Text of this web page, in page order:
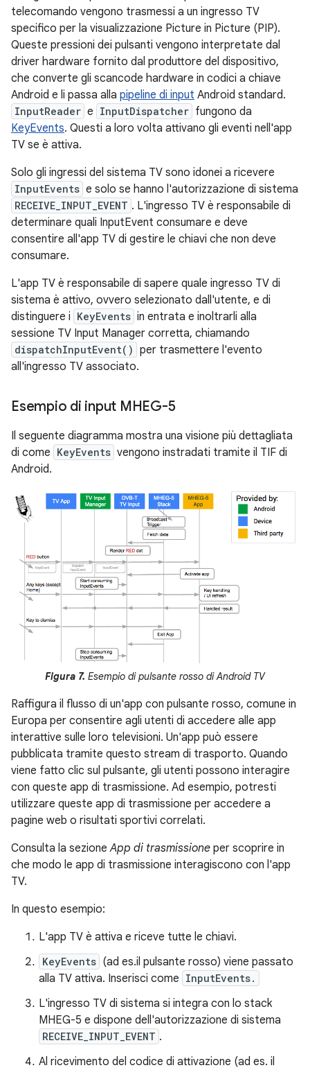
telecomando vengono trasmessi a un ingresso TV
specifico per la visualizzazione Picture in Picture (PIP).
Queste pressioni dei pulsanti vengono interpretate dal
driver hardware fornito dal produttore del dispositivo,
che converte gli scancode hardware in codici a chiave
Android e li passa alla pipeline di input Android standard.
InputReader e InputDispatcher fungono da
KeyEvents. Questi a loro volta attivano gli eventi nell'app
TV se è attiva.
Solo gli ingressi del sistema TV sono idonei a ricevere
InputEvents e solo se hanno l'autorizzazione di sistema
RECEIVE_INPUT_EVENT . L'ingresso TV è responsabile di
determinare quali InputEvent consumare e deve
consentire all'app TV di gestire le chiavi che non deve
consumare.
L'app TV è responsabile di sapere quale ingresso TV di
sistema è attivo, ovvero selezionato dall'utente, e di
distinguere i KeyEvents in entrata e inoltrarli alla
sessione TV Input Manager corretta, chiamando
dispatchInputEvent() per trasmettere l'evento
all'ingresso TV associato.
Esempio di input MHEG-5
Il seguente diagramma mostra una visione più dettagliata
di come KeyEvents vengono instradati tramite il TIF di
Android.
Figura 7. Esempio di pulsante rosso di Android TV
Raffigura il flusso di un'app con pulsante rosso, comune in
Europa per consentire agli utenti di accedere alle app
interattive sulle loro televisioni. Un'app può essere
pubblicata tramite questo stream di trasporto. Quando
viene fatto clic sul pulsante, gli utenti possono interagire
con queste app di trasmissione. Ad esempio, potresti
utilizzare queste app di trasmissione per accedere a
pagine web o risultati sportivi correlati.
Consulta la sezioneApp di trasmissione per scoprire in
che modo le app di trasmissione interagiscono con l'app
TV.
In questo esempio:
L'app TV è attiva e riceve tutte le chiavi.
KeyEvents (ad es.il pulsante rosso) viene passato
alla TV attiva. Inserisci come InputEvents.
L'ingresso TV di sistema si integra con lo stack
MHEG-5 e dispone dell'autorizzazione di sistema
RECEIVE_INPUT_EVENT .
Al ricevimento del codice di attivazione (ad es. il